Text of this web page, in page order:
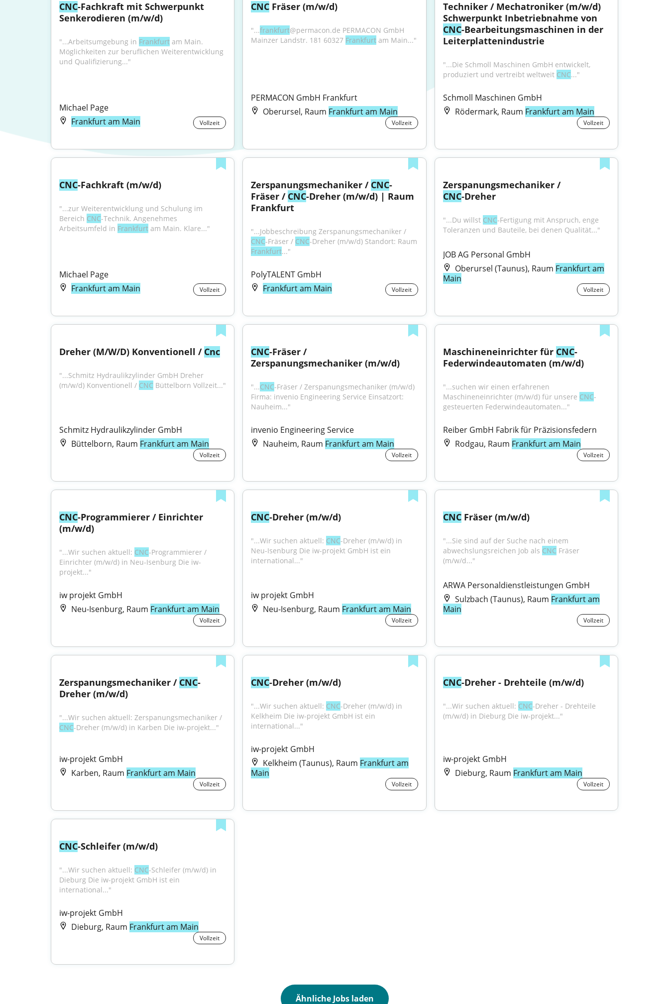
CNC-Fachkraft mit Schwerpunkt
Senkerodieren (m/w/d)
"...Arbeitsumgebung in Frankfurt am Main.
Möglichkeiten zur beruflichen Weiterentwicklung
und Qualifizierung..."
Michael Page
Frankfurt am Main
Vollzeit
CNC Fräser (m/w/d)
"...frankfurt@permacon.de PERMACON GmbH
Mainzer Landstr. 181 60327 Frankfurt am Main..."
PERMACON GmbH Frankfurt
Oberursel, Raum Frankfurt am Main
Vollzeit
Techniker / Mechatroniker (m/w/d)
CNC-Bearbeitungsmaschinen in der
Leiterplattenindustrie
"...Die Schmoll Maschinen GmbH entwickelt,
produziert und vertreibt weltweit CNC..."
Schmoll Maschinen GmbH
Rödermark, Raum Frankfurt am Main
Vollzeit
CNC-Fachkraft (m/w/d)
"...zur Weiterentwicklung und Schulung im
Bereich CNC-Technik. Angenehmes
Arbeitsumfeld in Frankfurt am Main. Klare..."
Michael Page
Frankfurt am Main
Vollzeit
Zerspanungsmechaniker / CNC-
Fräser / CNC-Dreher (m/w/d) | Raum
Frankfurt
CNC-Fräser / CNC
Frankfurt..."
PolyTALENT GmbH
Frankfurt am Main
Vollzeit
Zerspanungsmechaniker /
CNC‑Dreher
"...Du willst CNC‑Fertigung mit Anspruch, enge
Toleranzen und Bauteile, bei denen Qualität..."
JOB AG Personal GmbH
Oberursel (Taunus), Raum Frankfurt am
Main
Vollzeit
Dreher (M/W/D) Konventionell / Cnc
"...Schmitz Hydraulikzylinder GmbH Dreher
(m/w/d) Konventionell / CNC Büttelborn Vollzeit..."
Schmitz Hydraulikzylinder GmbH
Büttelborn, Raum Frankfurt am Main
Vollzeit
CNC-Fräser /
Zerspanungsmechaniker (m/w/d)
"...CNC-Fräser / Zerspanungsmechaniker (m/w/d)
Firma: invenio Engineering Service Einsatzort:
Nauheim..."
invenio Engineering Service
Nauheim, Raum Frankfurt am Main
Vollzeit
Maschineneinrichter für CNC-
Federwindeautomaten (m/w/d)
"...suchen wir einen erfahrenen
Maschineneinrichter (m/w/d) für unsere CNC-
gesteuerten Federwindeautomaten..."
Reiber GmbH Fabrik für Präzisionsfedern
Rodgau, Raum Frankfurt am Main
Vollzeit
CNC-Programmierer / Einrichter
(m/w/d)
"...Wir suchen aktuell: CNC-Programmierer /
Einrichter (m/w/d) in Neu-Isenburg Die iw-
projekt..."
iw projekt GmbH
Neu-Isenburg, Raum Frankfurt am Main
Vollzeit
CNC-Dreher (m/w/d)
"...Wir suchen aktuell: CNC-Dreher (m/w/d) in
Neu-Isenburg Die iw-projekt GmbH ist ein
international..."
iw projekt GmbH
Neu-Isenburg, Raum Frankfurt am Main
Vollzeit
CNC Fräser (m/w/d)
"...Sie sind auf der Suche nach einem
abwechslungsreichen Job als CNC Fräser
(m/w/d..."
ARWA Personaldienstleistungen GmbH
Sulzbach (Taunus), Raum Frankfurt am
Main
Vollzeit
Zerspanungsmechaniker / CNC-
Dreher (m/w/d)
CNC-Dreher (m/w/d) in Karben Die iw-projekt..."
iw-projekt GmbH
Karben, Raum Frankfurt am Main
Vollzeit
CNC-Dreher (m/w/d)
"...Wir suchen aktuell: CNC-Dreher (m/w/d) in
Kelkheim Die iw-projekt GmbH ist ein
international..."
iw-projekt GmbH
Kelkheim (Taunus), Raum Frankfurt am
Main
Vollzeit
CNC-Dreher - Drehteile (m/w/d)
"...Wir suchen aktuell: CNC-Dreher - Drehteile
(m/w/d) in Dieburg Die iw-projekt..."
iw-projekt GmbH
Dieburg, Raum Frankfurt am Main
Vollzeit
CNC-Schleifer (m/w/d)
"...Wir suchen aktuell: CNC-Schleifer (m/w/d) in
Dieburg Die iw-projekt GmbH ist ein
international..."
iw-projekt GmbH
Dieburg, Raum Frankfurt am Main
Vollzeit
Ähnliche Jobs laden